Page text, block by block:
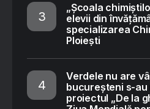
„Școala
elevii din
specializarea
Ploiești
Verdele nu are
bucureșteni s-au
proiectul „De la